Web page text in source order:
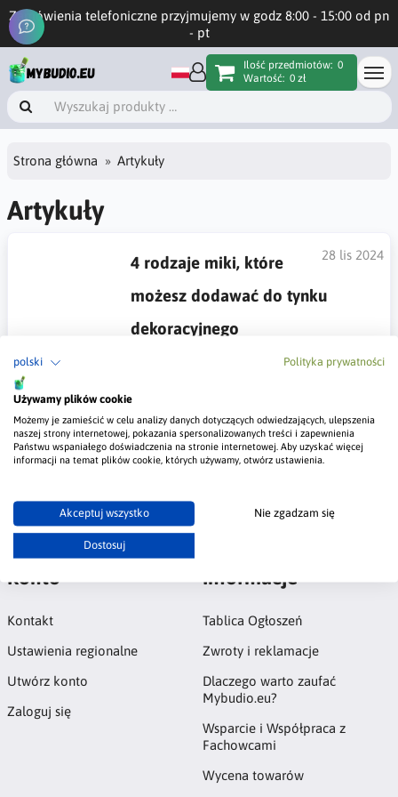
polski Polityka prywatności
Używamy plików cookie
Możemy je zamieścić w celu analizy danych dotyczących odwiedzających, ulepszenia
naszej strony internetowej, pokazania spersonalizowanych treści i zapewnienia
Państwu wspaniałego doświadczenia na stronie internetowej. Aby uzyskać więcej
informacji na temat plików cookie, których używamy, otwórz ustawienia.
Akceptuj wszystko Nie zgadzam się
Dostosuj
Zamówienia telefoniczne przyjmujemy w godz 8:00 - 15:00 od pn
- pt
Ilość przedmiotów: 0
Wartość: 0 zł
Strona główna Artykuły
Artykuły
28 lis 2024
4 rodzaje miki, które
możesz dodawać do tynku
dekoracyjnego
Opisane zostały cztery rodzaje miki, które można dodawać do
tynków dekoracyjnych, aby uzyskać różnorodne efekty
wizualne, takie jak subtelny błysk i refleksy światła. Opisuje,
jak każdy rodzaj miki wpływa na wygląd wnętrz oraz podaje
przykłady zastosowania miki w tynku kwarcowym, który
nadaje powierzchniom luksusowy i elegancki charakter.
#mika #mika transparentna #mika brązowa #mika srebrna
dekoracyjny
Konto
Kontakt
Ustawienia regionalne
Utwórz konto
Zaloguj się
Informacje
Tablica Ogłoszeń
Zwroty i reklamacje
Dlaczego warto zaufać
Mybudio.eu?
Wsparcie i Współpraca z
Fachowcami
Wycena towarów